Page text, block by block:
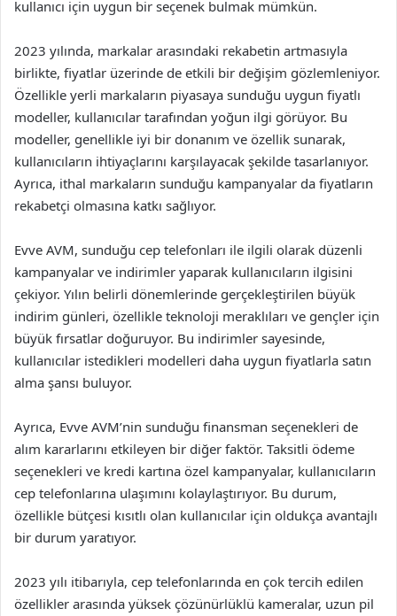
kullanıcı için uygun bir seçenek bulmak mümkün.
2023 yılında, markalar arasındaki rekabetin artmasıyla
birlikte, fiyatlar üzerinde de etkili bir değişim gözlemleniyor.
Özellikle yerli markaların piyasaya sunduğu uygun fiyatlı
modeller, kullanıcılar tarafından yoğun ilgi görüyor. Bu
modeller, genellikle iyi bir donanım ve özellik sunarak,
kullanıcıların ihtiyaçlarını karşılayacak şekilde tasarlanıyor.
Ayrıca, ithal markaların sunduğu kampanyalar da fiyatların
rekabetçi olmasına katkı sağlıyor.
Evve AVM, sunduğu cep telefonları ile ilgili olarak düzenli
kampanyalar ve indirimler yaparak kullanıcıların ilgisini
çekiyor. Yılın belirli dönemlerinde gerçekleştirilen büyük
indirim günleri, özellikle teknoloji meraklıları ve gençler için
büyük fırsatlar doğuruyor. Bu indirimler sayesinde,
kullanıcılar istedikleri modelleri daha uygun fiyatlarla satın
alma şansı buluyor.
Ayrıca, Evve AVM’nin sunduğu finansman seçenekleri de
alım kararlarını etkileyen bir diğer faktör. Taksitli ödeme
seçenekleri ve kredi kartına özel kampanyalar, kullanıcıların
cep telefonlarına ulaşımını kolaylaştırıyor. Bu durum,
özellikle bütçesi kısıtlı olan kullanıcılar için oldukça avantajlı
bir durum yaratıyor.
2023 yılı itibarıyla, cep telefonlarında en çok tercih edilen
özellikler arasında yüksek çözünürlüklü kameralar, uzun pil